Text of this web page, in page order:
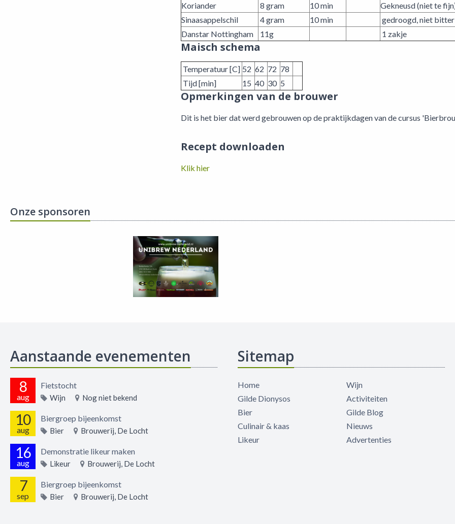
Koriander
8 gram 10 min
Gekneusd (niet te
Sinaasappelschil
4 gram 10 min
gedroogd, niet
Danstar Nottingham
11g 1 zakje
Maisch schema
Temperatuur [C] 52 62 72 78
Tijd [min]
15 40 30 5
Opmerkingen van de brouwer
Dit is het bier dat werd gebrouwen op de praktijkdagen van de cursus
Recept downloaden
Klik hier
Onze sponsoren
Aanstaande evenementen
8
aug
Fietstocht
Wijn Nog niet bekend
10
aug
Biergroep bijeenkomst
Bier Brouwerij, De Locht
16
aug
Demonstratie likeur maken
Likeur Brouwerij, De Locht
7
sep
Biergroep bijeenkomst
Bier Brouwerij, De Locht
Sitemap
Home
Gilde Dionysos
Bier
Culinair & kaas
Likeur
Wijn
Activiteiten
Gilde Blog
Nieuws
Advertenties